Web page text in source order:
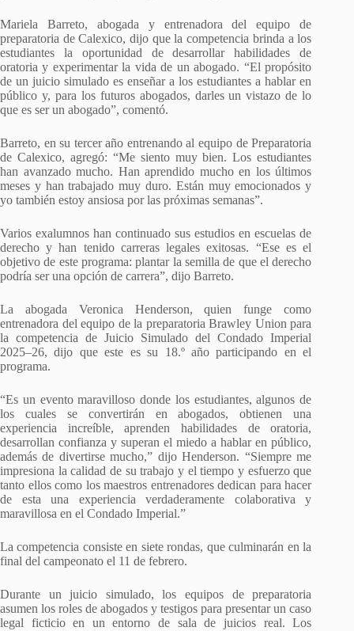
Mariela Barreto, abogada y entrenadora del equipo de
preparatoria de Calexico, dijo que la competencia brinda a los
estudiantes la oportunidad de desarrollar habilidades de
oratoria y experimentar la vida de un abogado. “El propósito
de un juicio simulado es enseñar a los estudiantes a hablar en
público y, para los futuros abogados, darles un vistazo de lo
que es ser un abogado”, comentó.
Barreto, en su tercer año entrenando al equipo de Preparatoria
de Calexico, agregó: “Me siento muy bien. Los estudiantes
han avanzado mucho. Han aprendido mucho en los últimos
meses y han trabajado muy duro. Están muy emocionados y
yo también estoy ansiosa por las próximas semanas”.
Varios exalumnos han continuado sus estudios en escuelas de
derecho y han tenido carreras legales exitosas. “Ese es el
objetivo de este programa: plantar la semilla de que el derecho
podría ser una opción de carrera”, dijo Barreto.
La abogada Veronica Henderson, quien funge como
entrenadora del equipo de la preparatoria Brawley Union para
la competencia de Juicio Simulado del Condado Imperial
2025–26, dijo que este es su 18.º año participando en el
programa.
“Es un evento maravilloso donde los estudiantes, algunos de
los cuales se convertirán en abogados, obtienen una
experiencia increíble, aprenden habilidades de oratoria,
desarrollan confianza y superan el miedo a hablar en público,
además de divertirse mucho,” dijo Henderson. “Siempre me
impresiona la calidad de su trabajo y el tiempo y esfuerzo que
tanto ellos como los maestros entrenadores dedican para hacer
de esta una experiencia verdaderamente colaborativa y
maravillosa en el Condado Imperial.”
La competencia consiste en siete rondas, que culminarán en la
final del campeonato el 11 de febrero.
Durante un juicio simulado, los equipos de preparatoria
asumen los roles de abogados y testigos para presentar un caso
legal ficticio en un entorno de sala de juicios real. Los